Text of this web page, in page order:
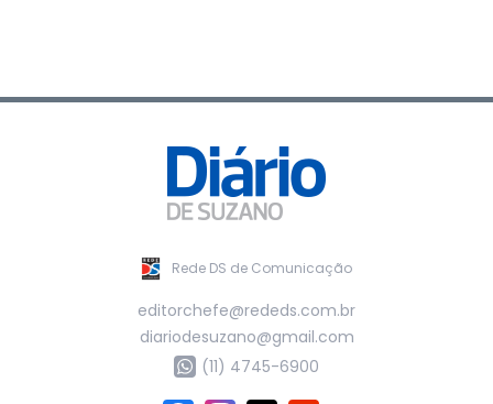
Rede DS de Comunicação
editorchefe@rededs.com.br
diariodesuzano@gmail.com
(11) 4745-6900